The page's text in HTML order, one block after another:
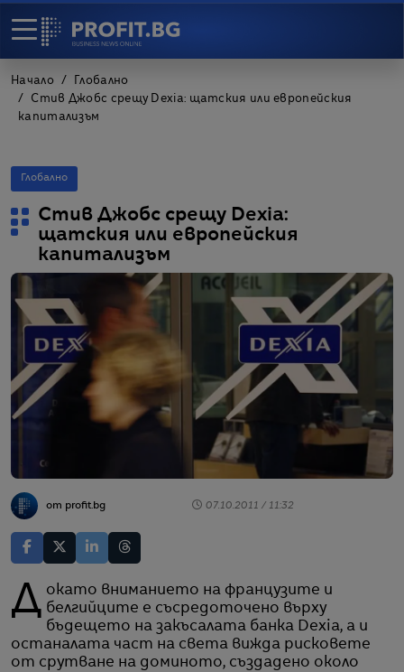
Начало
Глобално
Стив Джобс срещу Dexia: щатския или европейския
капитализъм
Глобално
Стив Джобс срещу Dexia:
щатския или европейския
капитализъм
от profit.bg 07.10.2011 / 11:32
Докато вниманието на французите и белгийците е съсредоточено върху
бъдещето на закъсалата банка Dexia, а и
останалата част на света вижда рисковете
от срутване на доминото, създадено около